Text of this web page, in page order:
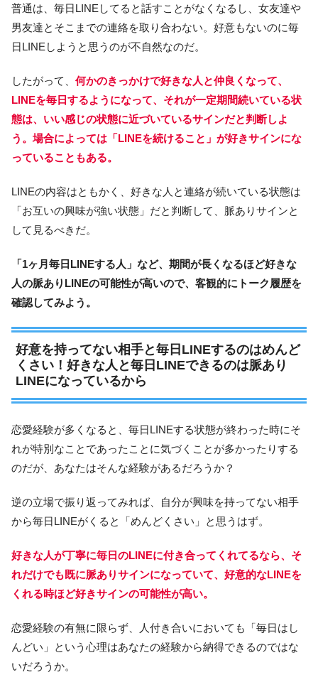
普通は、毎日LINEしてると話すことがなくなるし、女友達や
男友達とそこまでの連絡を取り合わない。好意もないのに毎
日LINEしようと思うのが不自然なのだ。
したがって、 何かのきっかけで好きな人と仲良くなって、
LINEを毎日するようになって、それが一定期間続いている状
態は、いい感じの状態に近づいているサインだと判断しよ
う。場合によっては「LINEを続けること」が好きサインにな
っていることもある。
LINEの内容はともかく、好きな人と連絡が続いている状態は
「お互いの興味が強い状態」だと判断して、脈ありサインと
して見るべきだ。
「1ヶ月毎日LINEする人」など、期間が長くなるほど好きな
人の脈ありLINEの可能性が高いので、客観的にトーク履歴を
確認してみよう。
好意を持ってない相手と毎日LINEするのはめんど
くさい！好きな人と毎日LINEできるのは脈あり
LINEになっているから
恋愛経験が多くなると、毎日LINEする状態が終わった時にそ
れが特別なことであったことに気づくことが多かったりする
のだが、あなたはそんな経験があるだろうか？
逆の立場で振り返ってみれば、自分が興味を持ってない相手
から毎日LINEがくると「めんどくさい」と思うはず。
好きな人が丁寧に毎日のLINEに付き合ってくれてるなら、そ
れだけでも既に脈ありサインになっていて、好意的なLINEを
くれる時ほど好きサインの可能性が高い。
恋愛経験の有無に限らず、人付き合いにおいても「毎日はし
んどい」という心理はあなたの経験から納得できるのではな
いだろうか。